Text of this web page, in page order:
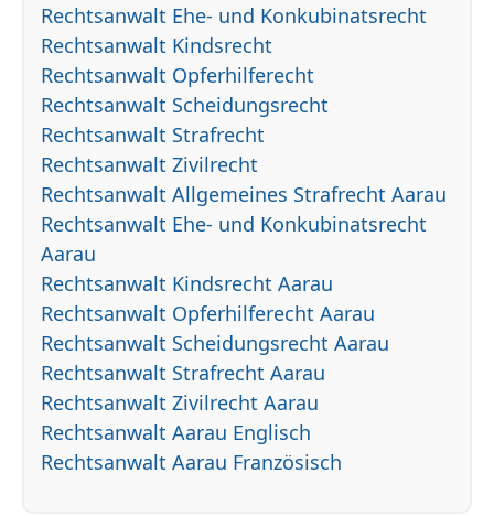
Rechtsanwalt Ehe- und Konkubinatsrecht
Rechtsanwalt Kindsrecht
Rechtsanwalt Opferhilferecht
Rechtsanwalt Scheidungsrecht
Rechtsanwalt Strafrecht
Rechtsanwalt Zivilrecht
Rechtsanwalt Allgemeines Strafrecht Aarau
Rechtsanwalt Ehe- und Konkubinatsrecht
Aarau
Rechtsanwalt Kindsrecht Aarau
Rechtsanwalt Opferhilferecht Aarau
Rechtsanwalt Scheidungsrecht Aarau
Rechtsanwalt Strafrecht Aarau
Rechtsanwalt Zivilrecht Aarau
Rechtsanwalt Aarau Englisch
Rechtsanwalt Aarau Französisch